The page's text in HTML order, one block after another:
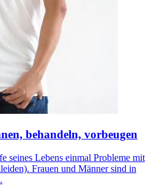
behandeln, vorbeugen
seines Lebens einmal Probleme mit
Frauen und Männer sind in